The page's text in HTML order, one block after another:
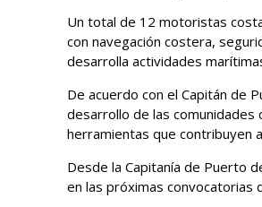
Un total de 12 motoristas
con navegación costera,
desarrolla actividades
De acuerdo con el Capitán de
desarrollo de las comunidades
herramientas que contribuyen
Desde la Capitanía de Puerto
en las próximas convocatorias